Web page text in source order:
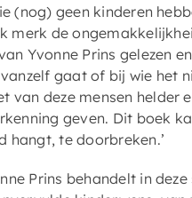
(nog) geen kinderen
merk de
Yvonne Prins gelezen
gaat of bij wie het
van deze mensen
geven. Dit boek
hangt, te doorbreken.’
Prins behandelt in